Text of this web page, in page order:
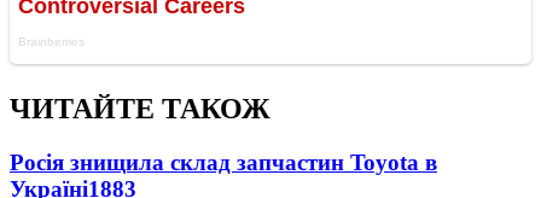
ЧИТАЙТЕ ТАКОЖ
Росія знищила склад запчастин Toyota в
Україні1883